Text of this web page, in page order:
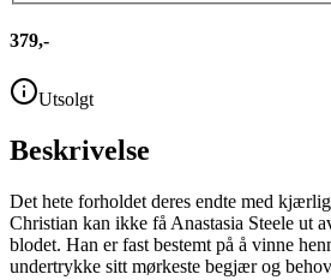
379,-
Utsolgt
Beskrivelse
Det hete forholdet deres endte med
Christian kan ikke få Anastasia Steele ut
blodet. Han er fast bestemt på å vinne
undertrykke sitt mørkeste begjær og